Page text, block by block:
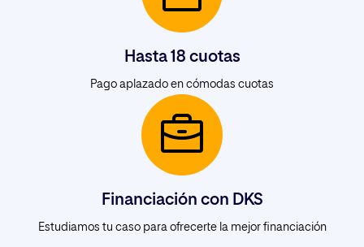
Hasta 18 cuotas
Pago aplazado en cómodas cuotas
Financiación con DKS
Estudiamos tu caso para ofrecerte la mejor financiación